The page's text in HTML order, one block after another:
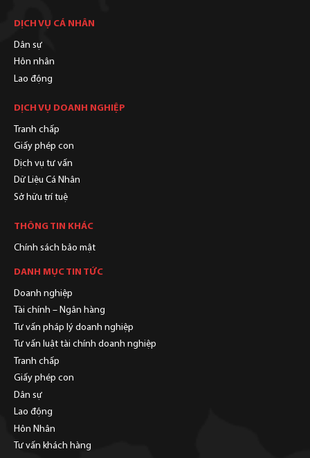
DỊCH VỤ CÁ NHÂN
Dân sự
Hôn nhân
Lao động
DỊCH VỤ DOANH NGHIỆP
Tranh chấp
Giấy phép con
Dịch vụ tư vấn
Dữ Liệu Cá Nhân
Sở hữu trí tuệ
THÔNG TIN KHÁC
Chính sách bảo mật
DANH MỤC TIN TỨC
Doanh nghiệp
Tài chính – Ngân hàng
Tư vấn pháp lý doanh nghiệp
Tư vấn luật tài chính doanh nghiệp
Tranh chấp
Giấy phép con
Dân sự
Lao động
Hôn Nhân
Tư vấn khách hàng